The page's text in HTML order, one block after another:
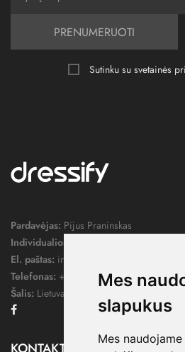
Mes
slapukus
Mes
PRENUMERUOTI
Sutinku su svetainės
Pardavėjas: Pijus Praninskas
Individualios veiklos pažymos nr.:
El. paštas: info@dressify.lt
Telefonas: +370 676 78578
Šalis: Lietuva